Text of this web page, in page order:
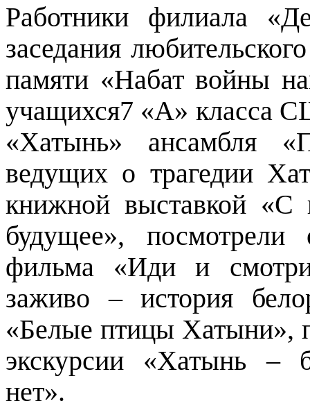
Работники филиала
заседания
памяти «Набат войны
учащихся7 «А» класса
«Хатынь» ансамбля
ведущих о трагедии
книжной выставкой
будущее», посмотрели
фильма «Иди и
заживо – история
«Белые птицы Хатыни»,
экскурсии «Хатынь –
нет».